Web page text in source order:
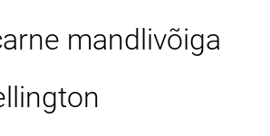
mandlivõiga